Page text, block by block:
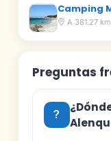
Camping
A 381.27 km
Preguntas